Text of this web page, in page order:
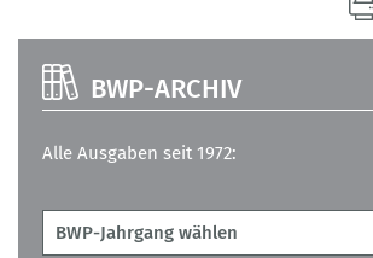
BWP-ARCHIV
Alle Ausgaben seit 1972: